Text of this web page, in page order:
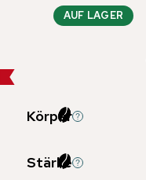
AUF LAGER
Körper
Stärke